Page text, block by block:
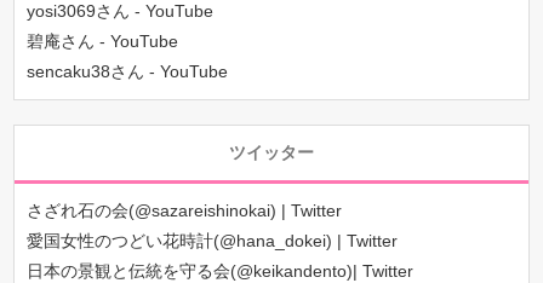
yosi3069さん - YouTube
碧庵さん - YouTube
sencaku38さん - YouTube
ツイッター
さざれ石の会(@sazareishinokai) | Twitter
愛国女性のつどい花時計(@hana_dokei) | Twitter
日本の景観と伝統を守る会(@keikandento)| Twitter